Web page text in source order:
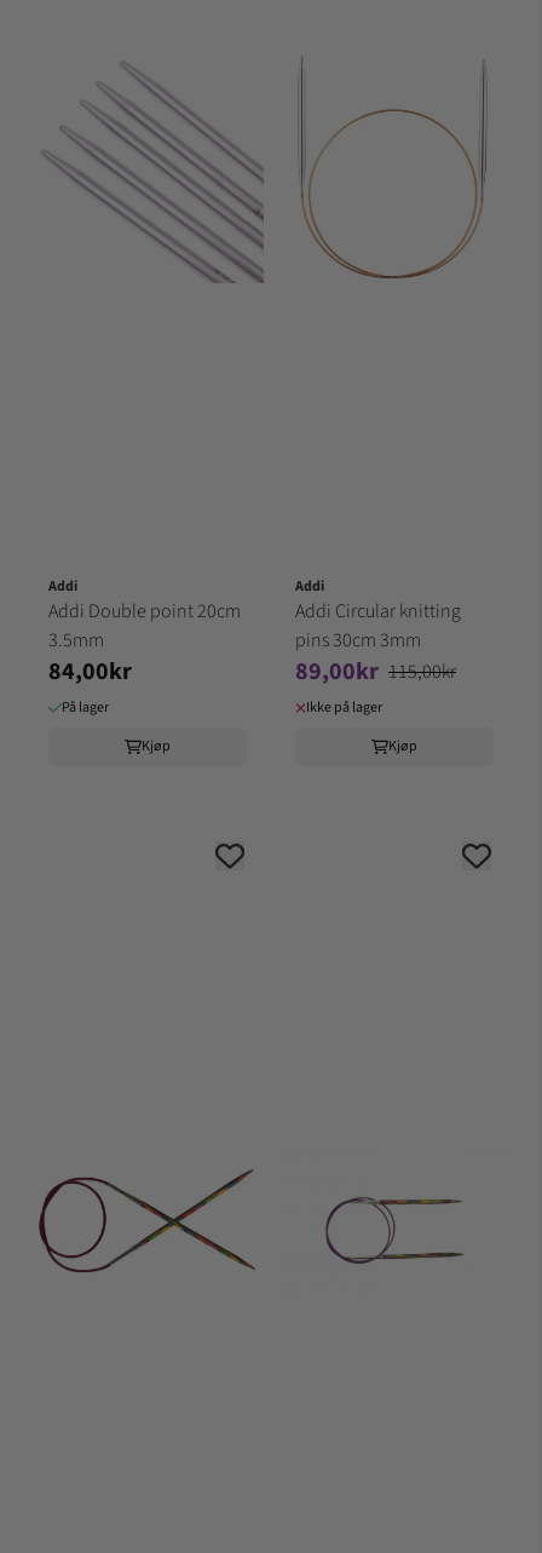
Addi
Addi Double point 20cm
3.5mm
84,00kr
På lager
Kjøp
Addi
Addi Circular knitting
pins 30cm 3mm
89,00kr 115,00kr
Ikke på lager
Kjøp